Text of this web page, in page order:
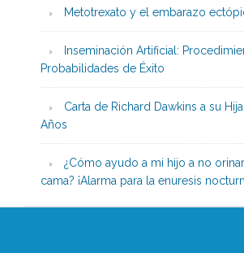
Metotrexato y el embarazo
Inseminación Artificial:
Probabilidades de Éxito
Carta de Richard Dawkins a su
Años
¿Cómo ayudo a mi hijo a no
cama? ¡Alarma para la enuresis